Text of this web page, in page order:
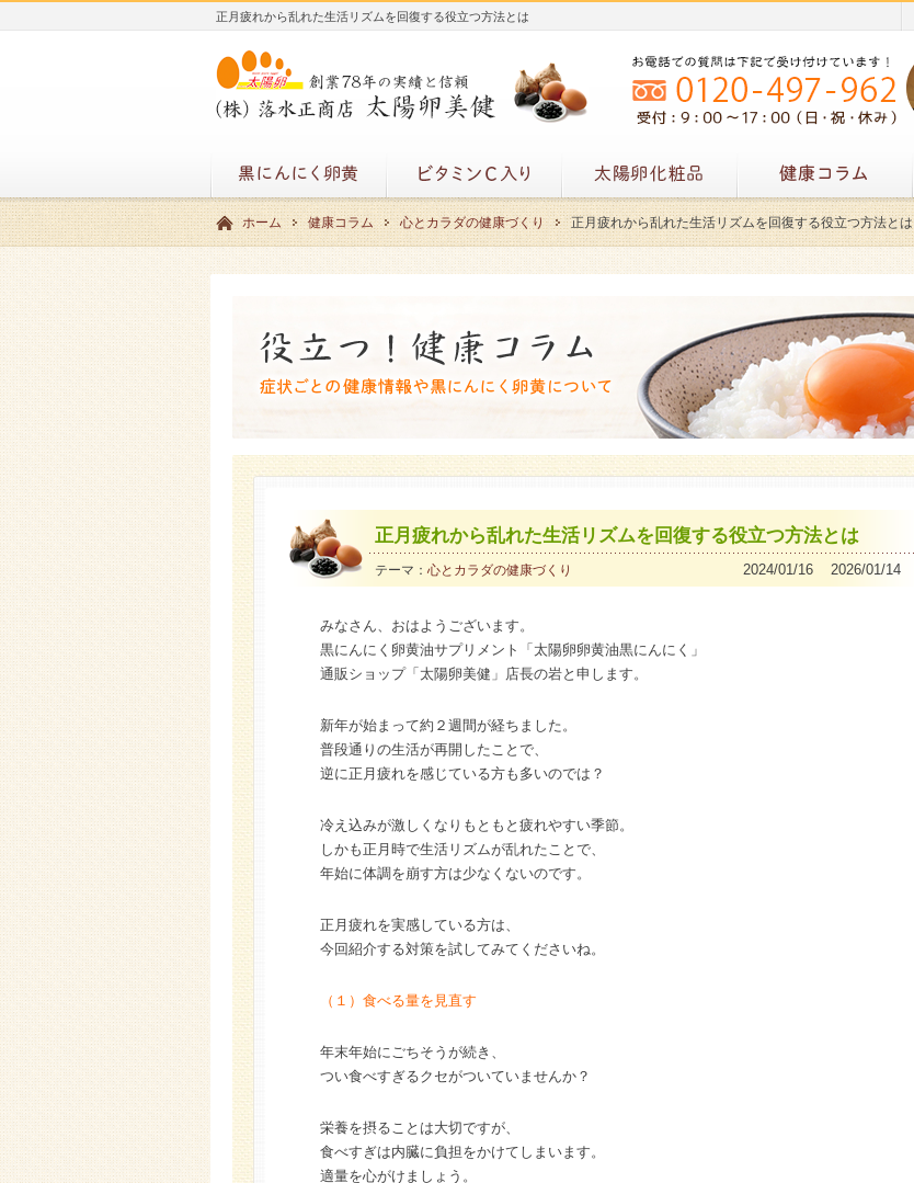
正月疲れから乱れた生活リズムを回復する役立つ方法とは
ホーム 健康コラム 心とカラダの健康づくり 正月疲れから乱れた生活リズムを回復する役立つ方法とは
正月疲れから乱れた生活リズムを回復する役立つ方法とは
テーマ： 心とカラダの健康づくり 2024/01/16 2026/01/14
みなさん、おはようございます。
黒にんにく卵黄油サプリメント「太陽卵卵黄油黒にんにく」
通販ショップ「太陽卵美健」店長の岩と申します。
新年が始まって約２週間が経ちました。
普段通りの生活が再開したことで、
逆に正月疲れを感じている方も多いのでは？
冷え込みが激しくなりもともと疲れやすい季節。
しかも正月時で生活リズムが乱れたことで、
年始に体調を崩す方は少なくないのです。
正月疲れを実感している方は、
今回紹介する対策を試してみてくださいね。
（１）食べる量を見直す
年末年始にごちそうが続き、
つい食べすぎるクセがついていませんか？
栄養を摂ることは大切ですが、
食べすぎは内臓に負担をかけてしまいます。
適量を心がけましょう。